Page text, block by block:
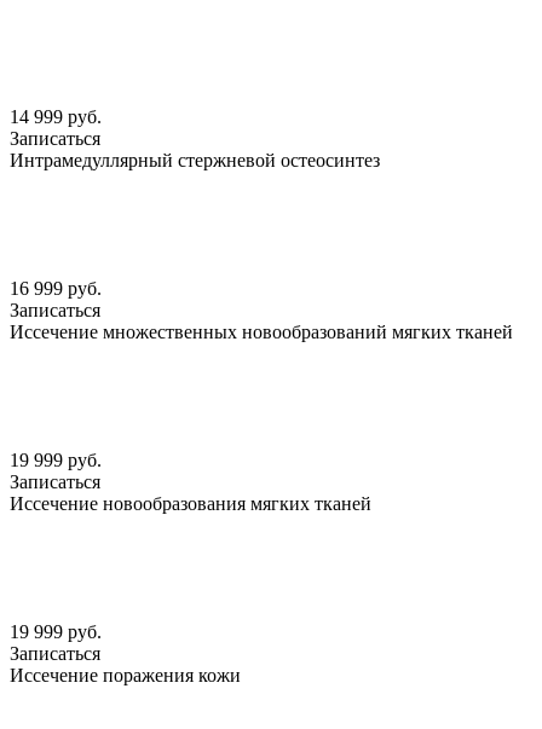
14 999 руб.
Записаться
Интрамедуллярный стержневой остеосинтез
16 999 руб.
Записаться
Иссечение множественных новообразований мягких тканей
19 999 руб.
Записаться
Иссечение новообразования мягких тканей
19 999 руб.
Записаться
Иссечение поражения кожи